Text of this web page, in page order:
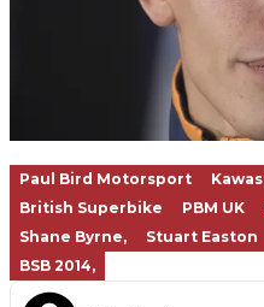
Paul Bird Motorsport
British Superbike
PBM UK
Shane Byrne,
Stuart Easton
BSB 2014,